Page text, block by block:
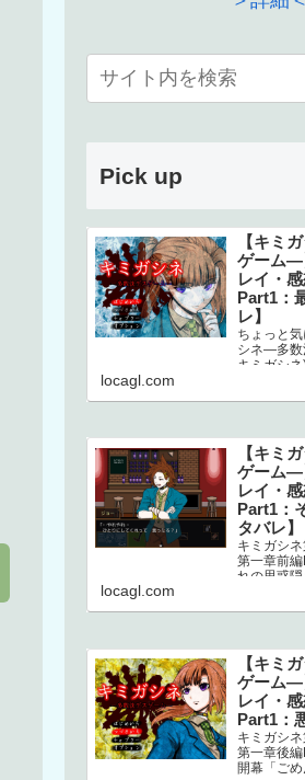
Pick up
【キミ
ゲーム―
レイ・
Part1：
レ】
ちょっと
シネ―多数
キミガシネ
locagl.com
【キミ
ゲーム―
レイ・
Part1：
タバレ】
キミガシネ
第一章前
れの思惑隠
locagl.com
【キミ
ゲーム―
レイ・
Part1：
キミガシネ
第一章後
開幕「ご